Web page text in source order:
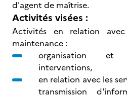
d'agent de maîtrise.
Activités visées :
Activités en relation
maintenance :
organisation et
interventions,
en relation avec les
transmission